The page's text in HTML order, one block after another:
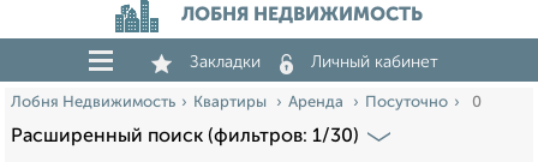
ЛОБНЯ НЕДВИЖИМОСТЬ
Закладки Личный кабинет
Лобня Недвижимость Квартиры Аренда Посуточно 0
Расширенный поиск (фильтров: 1/30)